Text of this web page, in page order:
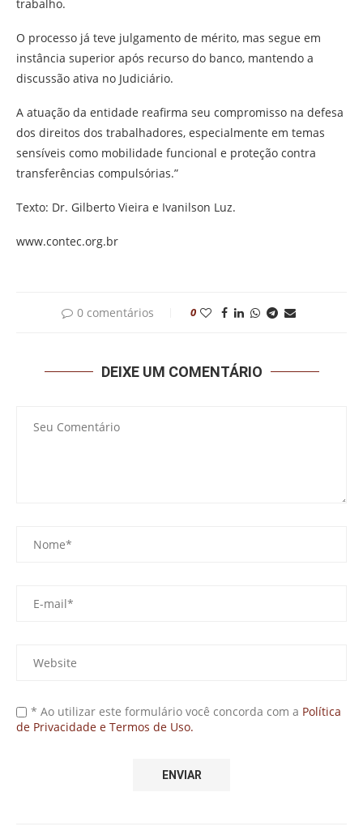
trabalho.
O processo já teve julgamento de mérito, mas segue em
instância superior após recurso do banco, mantendo a
discussão ativa no Judiciário.
A atuação da entidade reafirma seu compromisso na defesa
dos direitos dos trabalhadores, especialmente em temas
sensíveis como mobilidade funcional e proteção contra
transferências compulsórias.”
Texto: Dr. Gilberto Vieira e Ivanilson Luz.
www.contec.org.br
0 comentários 0
DEIXE UM COMENTÁRIO
* Ao utilizar este formulário você concorda com a Política
de Privacidade e Termos de Uso.